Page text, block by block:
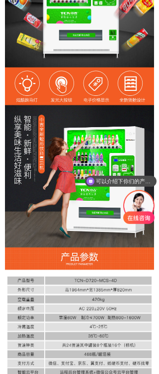
可以介绍下你们的产品么？